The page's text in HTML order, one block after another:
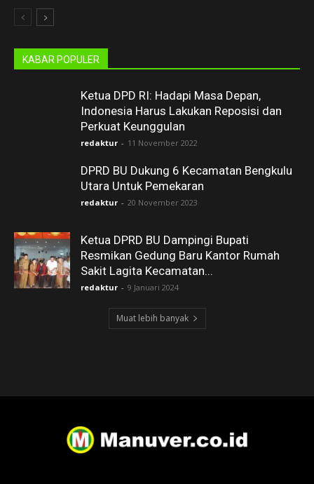
KABAR POPULER
Ketua DPD RI: Hadapi Masa Depan,
Indonesia Harus Lakukan Reposisi dan
Perkuat Keunggulan
redaktur - 11 November 2022
DPRD BU Dukung 6 Kecamatan Bengkulu
Utara Untuk Pemekaran
redaktur - 20 November 2023
Ketua DPRD BU Dampingi Bupati
Resmikan Gedung Baru Kantor Rumah
Sakit Lagita Kecamatan...
redaktur - 9 Januari 2024
Muat lebih banyak